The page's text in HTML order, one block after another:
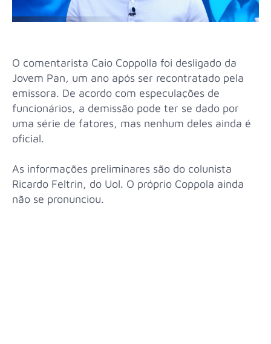
O comentarista Caio Coppolla foi desligado da
Jovem Pan, um ano após ser recontratado pela
emissora. De acordo com especulações de
funcionários, a demissão pode ter se dado por
uma série de fatores, mas nenhum deles ainda é
oficial.
As informações preliminares são do colunista
Ricardo Feltrin, do Uol. O próprio Coppola ainda
não se pronunciou.